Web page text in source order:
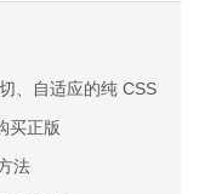
、自适应的纯 CSS 方案
买正版
法